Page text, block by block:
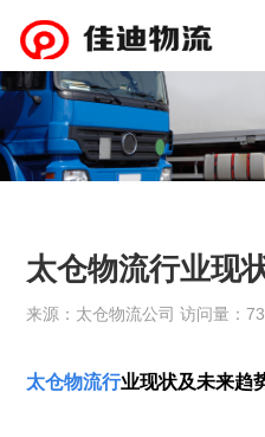
太仓物流行业现
来源：太仓物流公司 访问量：
太仓物流行业现状及未来趋